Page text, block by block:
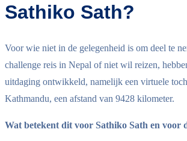
Sathiko Sath?
Voor wie niet in de gelegenheid is om deel te
challenge reis in Nepal of niet wil reizen,
uitdaging ontwikkeld, namelijk een virtuele
Kathmandu, een afstand van 9428 kilometer.
Wat betekent dit voor Sathiko Sath en voor